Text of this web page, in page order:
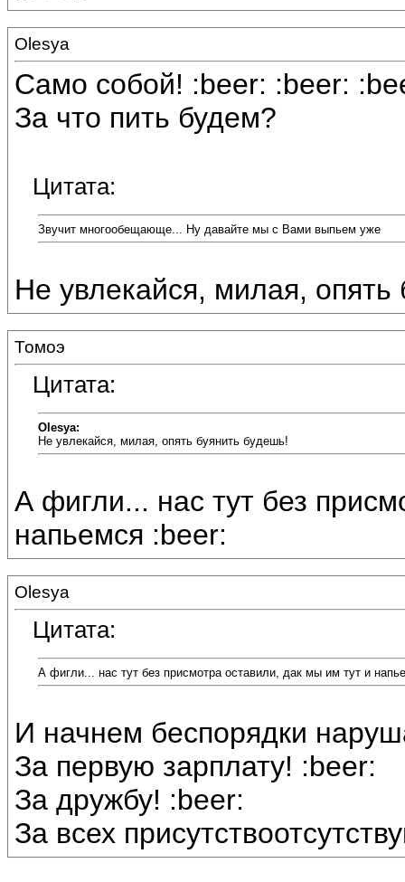
Olesya
Само собой! :beer: :beer:
За что пить будем?
Цитата:
Звучит многообещающе... Ну давайте мы с Вами выпьем уже
Не увлекайся, милая,
Томоэ
Цитата:
Olesya:
Не увлекайся, милая, опять буянить будешь!
А фигли... нас тут без
напьемся :beer:
Olesya
Цитата:
А фигли... нас тут без присмотра оставили, дак мы им тут и
И начнем беспорядки
За первую зарплату! :beer:
За дружбу! :beer:
За всех